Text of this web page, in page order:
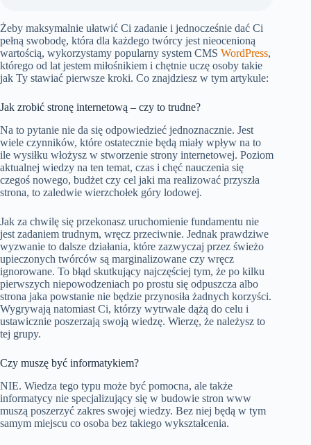
Żeby maksymalnie ułatwić Ci zadanie i jednocześnie dać Ci
pełną swobodę, która dla każdego twórcy jest nieocenioną
wartością, wykorzystamy popularny system CMS WordPress,
którego od lat jestem miłośnikiem i chętnie uczę osoby takie
jak Ty stawiać pierwsze kroki. Co znajdziesz w tym artykule:
Jak zrobić stronę internetową – czy to trudne?
Na to pytanie nie da się odpowiedzieć jednoznacznie. Jest
wiele czynników, które ostatecznie będą miały wpływ na to
ile wysiłku włożysz w stworzenie strony internetowej. Poziom
aktualnej wiedzy na ten temat, czas i chęć nauczenia się
czegoś nowego, budżet czy cel jaki ma realizować przyszła
strona, to zaledwie wierzchołek góry lodowej.
Jak za chwilę się przekonasz uruchomienie fundamentu nie
jest zadaniem trudnym, wręcz przeciwnie. Jednak prawdziwe
wyzwanie to dalsze działania, które zazwyczaj przez świeżo
upieczonych twórców są marginalizowane czy wręcz
ignorowane. To błąd skutkujący najczęściej tym, że po kilku
pierwszych niepowodzeniach po prostu się odpuszcza albo
strona jaka powstanie nie będzie przynosiła żadnych korzyści.
Wygrywają natomiast Ci, którzy wytrwale dążą do celu i
ustawicznie poszerzają swoją wiedzę. Wierzę, że należysz to
tej grupy.
Czy muszę być informatykiem?
NIE. Wiedza tego typu może być pomocna, ale także
informatycy nie specjalizujący się w budowie stron www
muszą poszerzyć zakres swojej wiedzy. Bez niej będą w tym
samym miejscu co osoba bez takiego wykształcenia.